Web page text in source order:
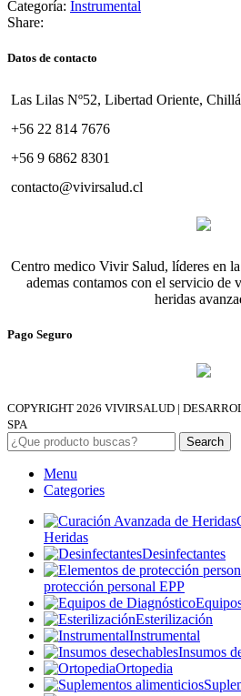
Categoría: Instrumental
Share:
Datos de contacto
Las Lilas Nº52, Libertad Oriente,
+56 22 814 7676
+56 9 6862 8301
contacto@vivirsalud.cl
Centro medico Vivir Salud, líderes en
ademas contamos con el servicio de
heridas
Pago Seguro
COPYRIGHT 2026 VIVIRSALUD |
SPA
Search
Menu
Categories
Heridas
Desinfectantes
protección personal EPP
Esterilización
Instrumental
Insumos
Ortopedia